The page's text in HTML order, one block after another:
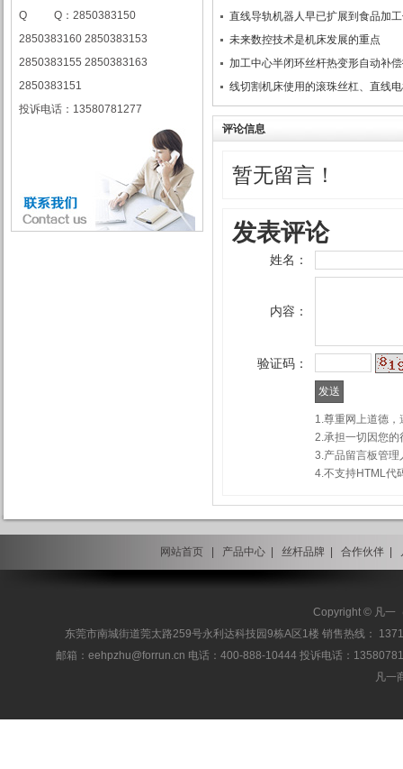
Q Q：2850383150
2850383160 2850383153
2850383155 2850383163
2850383151
投诉电话：13580781277
直线导轨机器人早已扩展到食品加
未来数控技术是机床发展的重点
加工中心半闭环丝杆热变形自动补
线切割机床使用的滚珠丝杠、直线
评论信息
暂无留言！
发表评论
姓名：
内容：
验证码：
1.尊重网上道德
2.承担一切因您
3.产品留言板管
4.不支持HTML代
网站首页 产品中心 丝杆品牌 合作伙伴
Copyright © 凡一
东莞市南城街道莞太路259号永利达科技园9栋A区1楼 销售热线：
邮箱：eehpzhu@for​run.cn 电话：400-888-10444 投诉电话：
凡一